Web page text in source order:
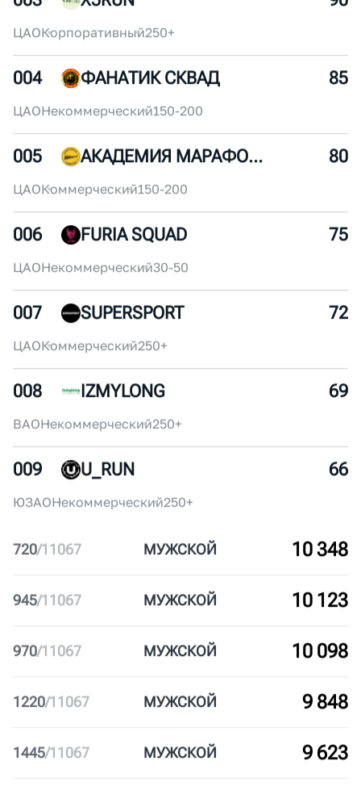
ЦАОКорпоративный250+
ЦАОКорпоративный250+
ЦАОНекоммерческий150-200
ЦАОКоммерческий150-200
ЦАОНекоммерческий30-50
ЦАОКоммерческий250+
ЮЗАОНекоммерческий250+
720/11067 МУЖСКОЙ 10 348
945/11067 МУЖСКОЙ 10 123
970/11067 МУЖСКОЙ 10 098